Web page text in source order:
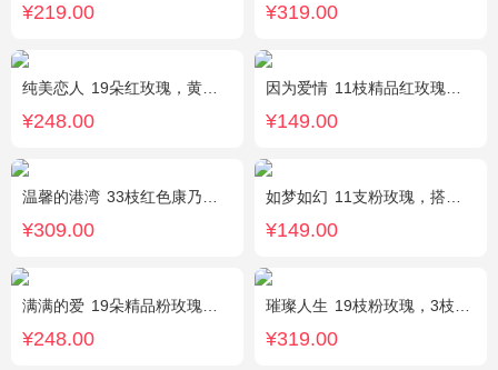
¥219.00 ¥319.00
纯美恋人 19朵红玫瑰，黄莺、满天星、绿叶适量点缀
¥248.00
因为爱情 11枝精品红玫瑰，黄英丰满。
¥149.00
温馨的港湾 33枝红色康乃馨，3枝白色多头香水百合，绿叶，满天星搭配丰满。
¥309.00
如梦如幻 11支粉玫瑰，搭配红豆点缀。
¥149.00
满满的爱 19朵精品粉玫瑰，搭配适量紫色勿忘我间插。
¥248.00
璀璨人生 19枝粉玫瑰，3枝向日葵，绿叶搭配
¥319.00